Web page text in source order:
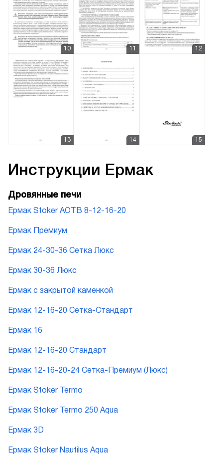
Инструкции Ермак
Дровянные печи
Ермак Stoker АОТВ 8-12-16-20
Ермак Премиум
Ермак 24-30-36 Сетка Люкс
Ермак 30-36 Люкс
Ермак с закрытой каменкой
Ермак 12-16-20 Сетка-Стандарт
Ермак 16
Ермак 12-16-20 Стандарт
Ермак 12-16-20-24 Сетка-Премиум (Люкс)
Ермак Stoker Termo
Ермак Stoker Termo 250 Aqua
Ермак 3D
Ермак Stoker Nautilus Aqua